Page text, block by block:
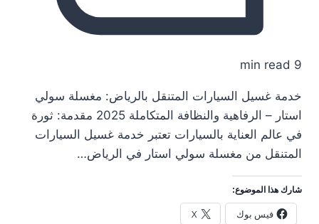
9 min read
خدمة غسيل السيارات المتنقل بالرياض: مغسلة سولي
استار – الرفاهية والنظافة المتكاملة 2025 مقدمة: ثورة
في عالم العناية بالسيارات تعتبر خدمة غسيل السيارات
المتنقل من مغسلة سولي استار في الرياض…
شارك هذا الموضوع:
فيس بوك X